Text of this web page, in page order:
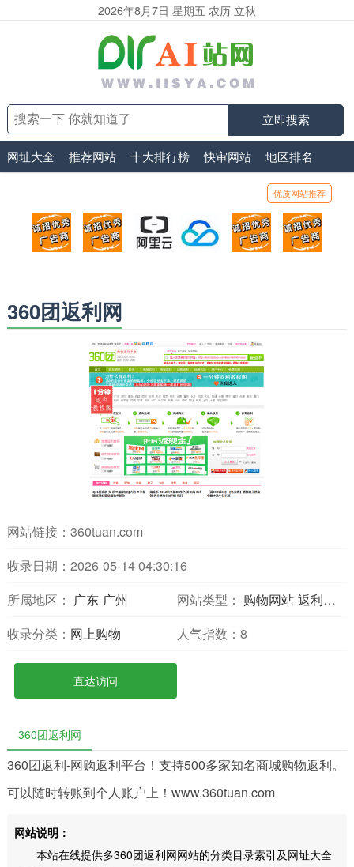
2026年8月7日 星期五 农历 立秋
立即搜索
网址大全 推荐网站 十大排行榜 快审网站 地区排名
优质网站推荐
顶部广告位1
广告位招商_广告位待售
顶部广告位2
广告位招商_广告位待售
阿里云
打折活动、99元/年
腾讯云
优惠打折，99元/年
顶部广告位5
广告位招商_
360团返利网
网站链接： 360tuan.com
收录日期：2026-05-14 04:30:16
所属地区： 广东 广州 网站类型： 购物网站 返利比价
收录分类： 网上购物 人气指数： 8
直达访问
360团返利网
360团返利-网购返利平台！支持500多家知名商城购物返利。
可以随时转账到个人账户上！www.360tuan.com
网站说明：
本站在线提供多360团返利网网站的分类目录索引及网址大全